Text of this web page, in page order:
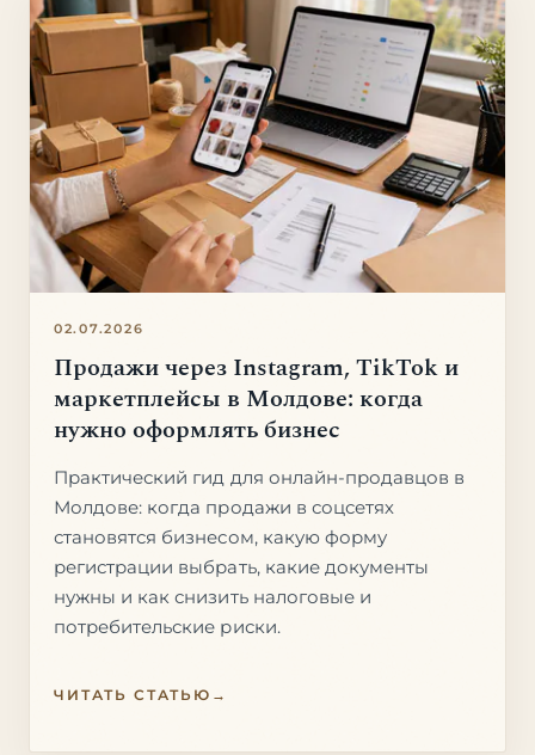
02.07.2026
Продажи через Instagram, TikTok и
маркетплейсы в Молдове: когда
нужно оформлять бизнес
Практический гид для онлайн-продавцов в
Молдове: когда продажи в соцсетях
становятся бизнесом, какую форму
регистрации выбрать, какие документы
нужны и как снизить налоговые и
потребительские риски.
ЧИТАТЬ СТАТЬЮ →